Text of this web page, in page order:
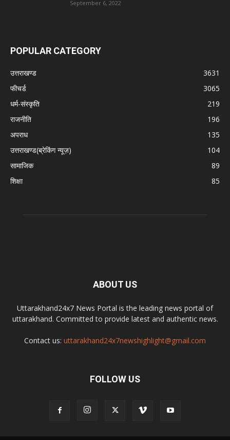
September 6, 2022
POPULAR CATEGORY
उत्तराखण्ड
3631
फीचर्ड
3065
धर्म-संस्कृति
219
राजनीति
196
अपराध
135
उत्तराखण्ड(ब्रेकिंग न्यूज़)
104
सामाजिक
89
शिक्षा
85
ABOUT US
Uttarakhand24x7 News Portal is the leading news portal of
uttarakhand. Committed to provide latest and authentic news.
Contact us: uttarakhand24x7newshighlight@gmail.com
FOLLOW US